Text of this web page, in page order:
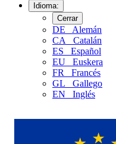
Idioma:
Cerrar
DE
Alemán
CA
Catalán
ES
Español
EU
Euskera
FR
Francés
GL
Gallego
EN
Inglés